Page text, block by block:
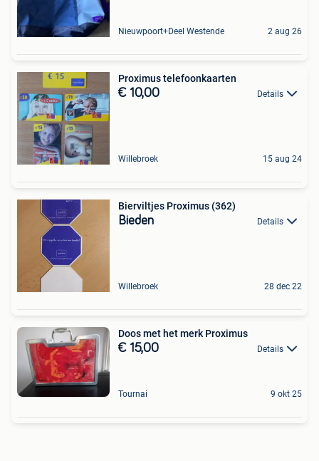
Nieuwpoort+Deel Westende 2 aug 26
Proximus telefoonkaarten
€ 10,00 Details
Willebroek 15 aug 24
Bierviltjes Proximus (362)
Bieden Details
Willebroek 28 dec 22
Doos met het merk Proximus
€ 15,00 Details
Tournai 9 okt 25